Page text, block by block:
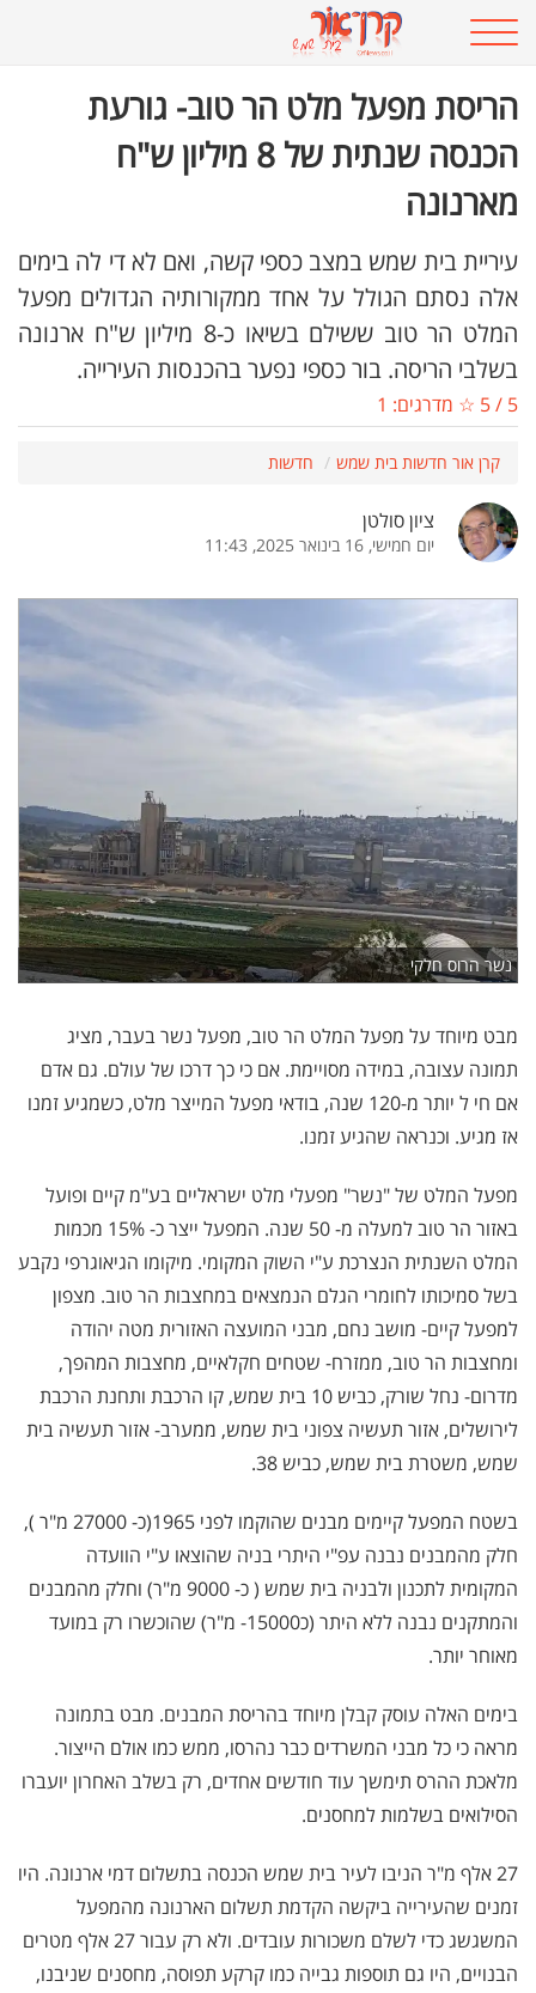
הריסת מפעל מלט הר טוב- גורעת
הכנסה שנתית של 8 מיליון ש"ח
מארנונה
עיריית בית שמש במצב כספי קשה, ואם לא די לה בימים
אלה נסתם הגולל על אחד ממקורותיה הגדולים מפעל
המלט הר טוב ששילם בשיאו כ-8 מיליון ש"ח ארנונה
בשלבי הריסה. בור כספי נפער בהכנסות העירייה.
5
/
5 ☆ מדרגים: 1
קרן אור חדשות בית שמש חדשות
ציון סולטן
יום חמישי, 16 בינואר 2025, 11:43
נשר הרוס חלקי
מבט מיוחד על מפעל המלט הר טוב, מפעל נשר בעבר, מציג
תמונה עצובה, במידה מסויימת. אם כי כך דרכו של עולם. גם אדם
אם חי ל יותר מ-120 שנה, בודאי מפעל המייצר מלט, כשמגיע זמנו
אז מגיע. וכנראה שהגיע זמנו.
מפעל המלט של "נשר" מפעלי מלט ישראליים בע"מ קיים ופועל
באזור הר טוב למעלה מ- 50 שנה. המפעל ייצר כ- 15% מכמות
המלט השנתית הנצרכת ע"י השוק המקומי. מיקומו הגיאוגרפי נקבע
בשל סמיכותו לחומרי הגלם הנמצאים במחצבות הר טוב. מצפון
למפעל קיים- מושב נחם, מבני המועצה האזורית מטה יהודה
ומחצבות הר טוב, ממזרח- שטחים חקלאיים, מחצבות המהפך,
מדרום- נחל שורק, כביש 10 בית שמש, קו הרכבת ותחנת הרכבת
לירושלים, אזור תעשיה צפוני בית שמש, ממערב- אזור תעשיה בית
שמש, משטרת בית שמש, כביש 38.
בשטח המפעל קיימים מבנים שהוקמו לפני 1965(כ- 27000 מ"ר ),
חלק מהמבנים נבנה עפ"י היתרי בניה שהוצאו ע"י הוועדה
המקומית לתכנון ולבניה בית שמש ( כ- 9000 מ"ר) וחלק מהמבנים
והמתקנים נבנה ללא היתר (כ15000- מ"ר) שהוכשרו רק במועד
מאוחר יותר.
בימים האלה עוסק קבלן מיוחד בהריסת המבנים. מבט בתמונה
מראה כי כל מבני המשרדים כבר נהרסו, ממש כמו אולם הייצור.
מלאכת ההרס תימשך עוד חודשים אחדים, רק בשלב האחרון יועברו
הסילואים בשלמות למחסנים.
27 אלף מ"ר הניבו לעיר בית שמש הכנסה בתשלום דמי ארנונה. היו
זמנים שהעירייה ביקשה הקדמת תשלום הארנונה מהמפעל
המשגשג כדי לשלם משכורות עובדים. ולא רק עבור 27 אלף מטרים
הבנויים, היו גם תוספות גבייה כמו קרקע תפוסה, מחסנים שניבנו,